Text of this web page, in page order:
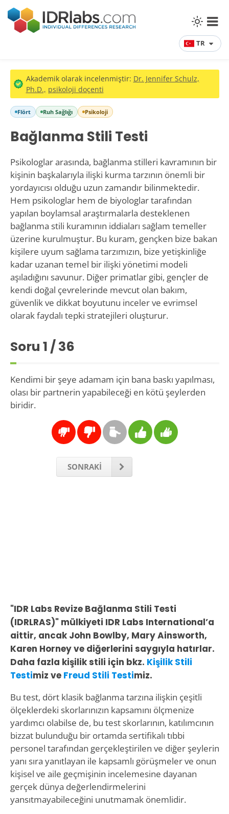
TR
Akademik olarak incelenmiştir: Dr. Jennifer Schulz,
Ph.D., psikoloji doçenti
Flört Ruh Sağlığı Psikoloji
Bağlanma Stili Testi
Psikologlar arasında, bağlanma stilleri kavramının bir
kişinin başkalarıyla ilişki kurma tarzının önemli bir
yordayıcısı olduğu uzun zamandır bilinmektedir.
Hem psikologlar hem de biyologlar tarafından
yapılan boylamsal araştırmalarla desteklenen
bağlanma stili kuramının iddiaları sağlam temeller
üzerine kurulmuştur. Bu kuram, gençken bize bakan
kişilere uyum sağlama tarzımızın, bize yetişkinliğe
kadar uzanan temel bir ilişki yönetimi modeli
aşıladığını savunur. Diğer primatlar gibi, gençler de
kendi doğal çevrelerinde mevcut olan bakım,
güvenlik ve dikkat boyutunu inceler ve evrimsel
olarak faydalı tepki stratejileri oluşturur.
Soru 1 / 36
Kendimi bir şeye adamam için bana baskı yapılması,
olası bir partnerin yapabileceği en kötü şeylerden
biridir.
SONRAKİ
"IDR Labs Revize Bağlanma Stili Testi
(IDRLRAS)" mülkiyeti IDR Labs International’a
aittir, ancak John Bowlby, Mary Ainsworth,
Karen Horney ve diğerlerini saygıyla hatırlar.
Daha fazla kişilik stili için bkz. Kişilik Stili
Testimiz ve Freud Stili Testimiz.
Bu test, dört klasik bağlanma tarzına ilişkin çeşitli
ölçeklerdeki skorlarınızın kapsamını ölçmenize
yardımcı olabilse de, bu test skorlarının, katılımcının
bizzat bulunduğu bir ortamda sertifikalı tıbbi
personel tarafından gerçekleştirilen ve diğer şeylerin
yanı sıra yanıtlayan ile kapsamlı görüşmeler ve onun
kişisel ve aile geçmişinin incelemesine dayanan
gerçek dünya değerlendirmelerini
yansıtmayabileceğini unutmamak önemlidir.